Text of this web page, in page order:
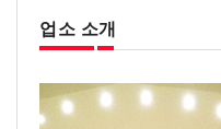
업소 소개